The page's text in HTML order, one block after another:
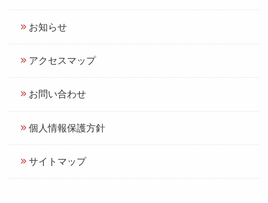
お知らせ
アクセスマップ
お問い合わせ
個人情報保護方針
サイトマップ